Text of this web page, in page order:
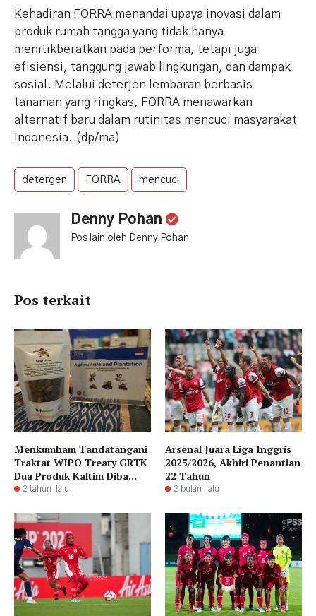
Kehadiran FORRA menandai upaya inovasi dalam
produk rumah tangga yang tidak hanya
menitikberatkan pada performa, tetapi juga
efisiensi, tanggung jawab lingkungan, dan dampak
sosial. Melalui deterjen lembaran berbasis
tanaman yang ringkas, FORRA menawarkan
alternatif baru dalam rutinitas mencuci masyarakat
Indonesia. (dp/ma)
detergen FORRA mencuci
Denny Pohan
Pos lain oleh Denny Pohan
Pos terkait
Menkumham Tandatangani
Traktat WIPO Treaty GRTK
Dua Produk Kaltim Diba...
2 tahun lalu
Arsenal Juara Liga Inggris
2025/2026, Akhiri Penantian
22 Tahun
2 bulan lalu